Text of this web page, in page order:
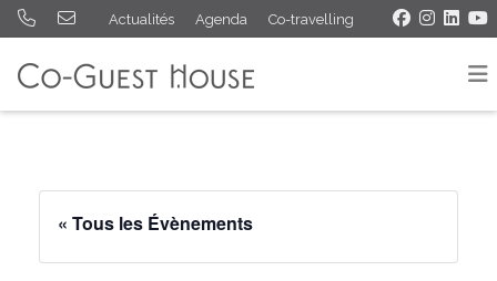
Actualités Agenda Co-travelling
« Tous les Évènements